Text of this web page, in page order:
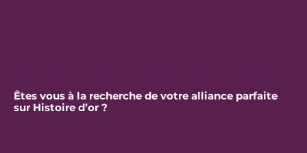
Êtes vous à la recherche de votre alliance parfaite
sur Histoire d’or ?